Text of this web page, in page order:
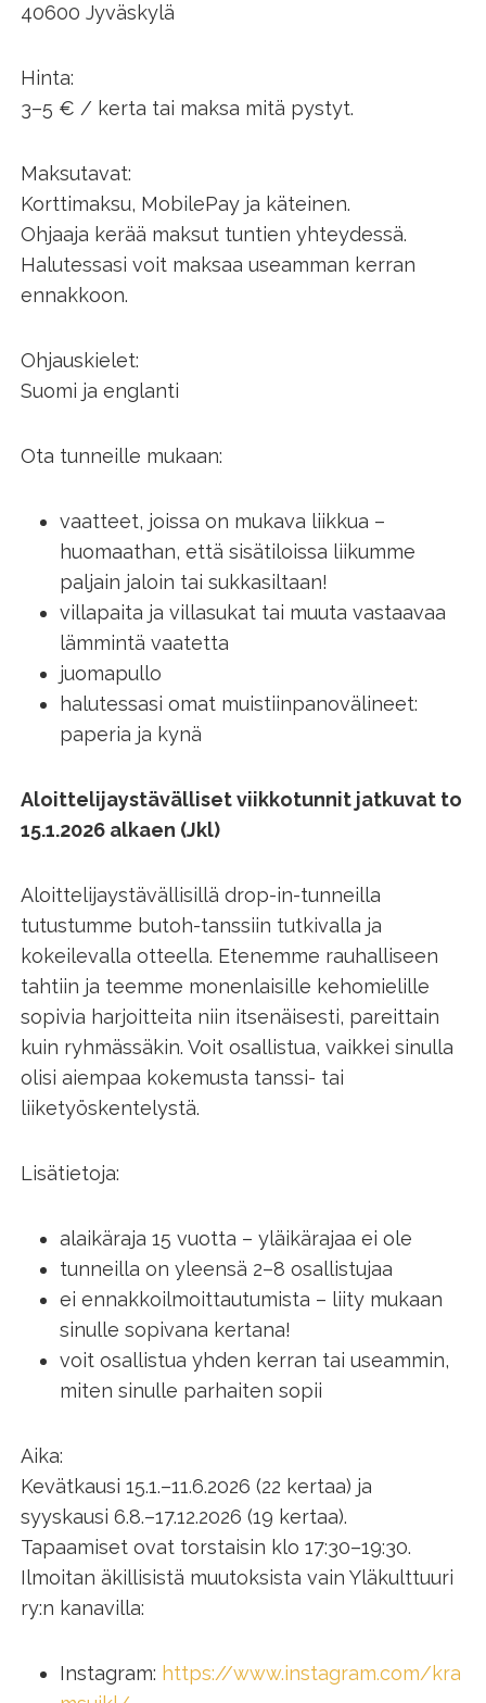
40600 Jyväskylä
Hinta:
3–5 € / kerta tai maksa mitä pystyt.
Maksutavat:
Korttimaksu, MobilePay ja käteinen.
Ohjaaja kerää maksut tuntien yhteydessä.
Halutessasi voit maksaa useamman kerran
ennakkoon.
Ohjauskielet:
Suomi ja englanti
Ota tunneille mukaan:
vaatteet, joissa on mukava liikkua –
huomaathan, että sisätiloissa liikumme
paljain jaloin tai sukkasiltaan!
villapaita ja villasukat tai muuta vastaavaa
lämmintä vaatetta
juomapullo
halutessasi omat muistiinpanovälineet:
paperia ja kynä
Aloittelijaystävälliset viikkotunnit jatkuvat to
15.1.2026 alkaen (Jkl)
Aloittelijaystävällisillä drop-in-tunneilla
tutustumme butoh-tanssiin tutkivalla ja
kokeilevalla otteella. Etenemme rauhalliseen
tahtiin ja teemme monenlaisille kehomielille
sopivia harjoitteita niin itsenäisesti, pareittain
kuin ryhmässäkin. Voit osallistua, vaikkei sinulla
olisi aiempaa kokemusta tanssi- tai
liiketyöskentelystä.
Lisätietoja:
alaikäraja 15 vuotta – yläikärajaa ei ole
tunneilla on yleensä 2–8 osallistujaa
ei ennakkoilmoittautumista – liity mukaan
sinulle sopivana kertana!
voit osallistua yhden kerran tai useammin,
miten sinulle parhaiten sopii
Aika:
Kevätkausi 15.1.–11.6.2026 (22 kertaa) ja
syyskausi 6.8.–17.12.2026 (19 kertaa).
Tapaamiset ovat torstaisin klo 17:30–19:30.
Ilmoitan äkillisistä muutoksista vain Yläkulttuuri
ry:n kanavilla:
Instagram: https://www.instagram.com/kra